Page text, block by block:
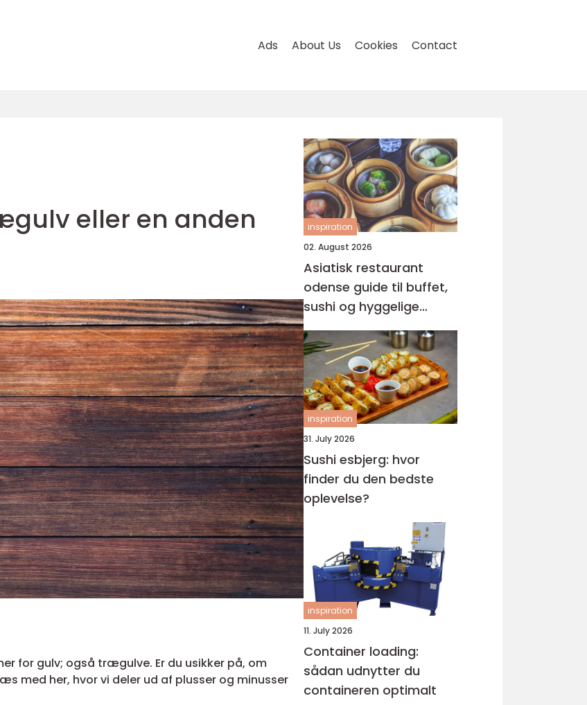
Ads About Us Cookies Contact
eller en anden
for gulv; også trægulve. Er du usikker på, om
med her, hvor vi deler ud af plusser og minusser
inspiration
02. August 2026
Asiatisk restaurant
odense guide til buffet,
sushi og hyggelige
rammer
inspiration
31. July 2026
Sushi esbjerg: hvor
finder du den bedste
oplevelse?
inspiration
11. July 2026
Container loading:
sådan udnytter du
containeren optimalt